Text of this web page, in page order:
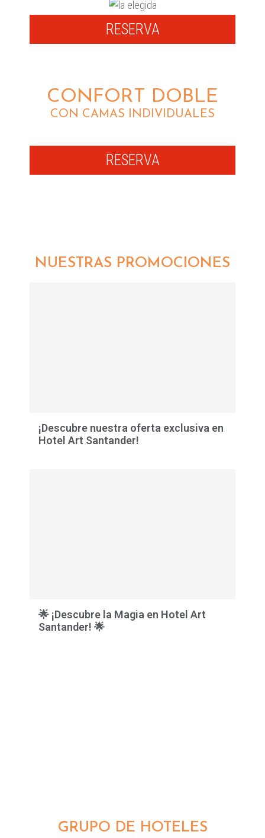
RESERVA
CONFORT DOBLE
CON CAMAS INDIVIDUALES
RESERVA
NUESTRAS PROMOCIONES
¡Descubre nuestra oferta exclusiva en
Hotel Art Santander!
🌟 ¡Descubre la Magia en Hotel Art
Santander! 🌟
GRUPO DE HOTELES